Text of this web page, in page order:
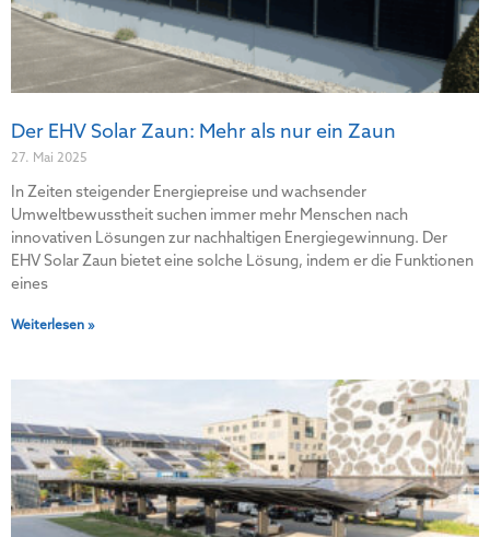
Der EHV Solar Zaun: Mehr als nur ein Zaun
27. Mai 2025
In Zeiten steigender Energiepreise und wachsender
Umweltbewusstheit suchen immer mehr Menschen nach
innovativen Lösungen zur nachhaltigen Energiegewinnung. Der
EHV Solar Zaun bietet eine solche Lösung, indem er die Funktionen
eines
Weiterlesen »